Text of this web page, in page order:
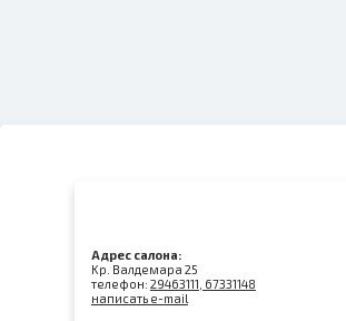
Адрес салона:
Kр. Валдемара 25
телефон: 29463111, 67331148
написать e-mail